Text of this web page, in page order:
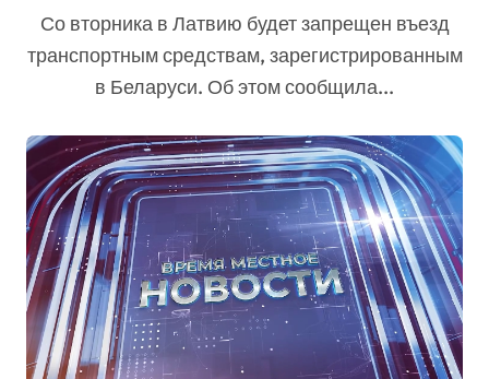
Со вторника в Латвию будет запрещен въезд
транспортным средствам, зарегистрированным
в Беларуси. Об этом сообщила...